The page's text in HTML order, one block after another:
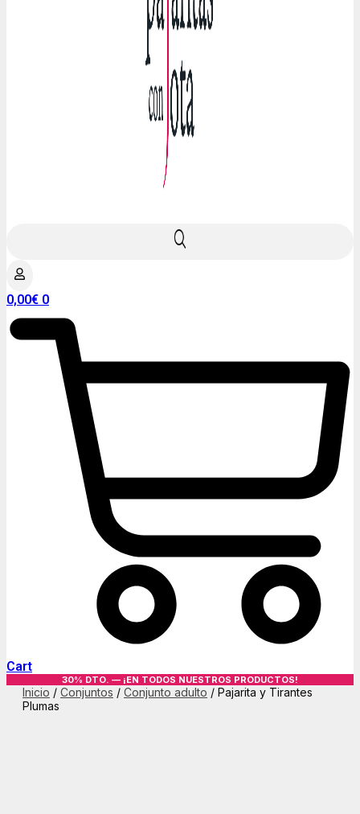
0,00€ 0
Cart
30% DTO. — ¡EN TODOS NUESTROS PRODUCTOS!
Inicio / Conjuntos / Conjunto adulto / Pajarita y Tirantes
Plumas